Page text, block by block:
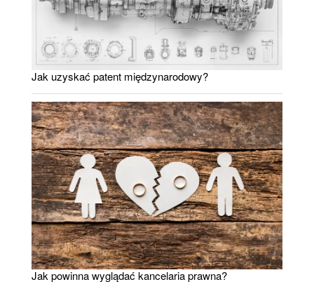
Jak uzyskać patent międzynarodowy?
Jak powinna wyglądać kancelaria prawna?